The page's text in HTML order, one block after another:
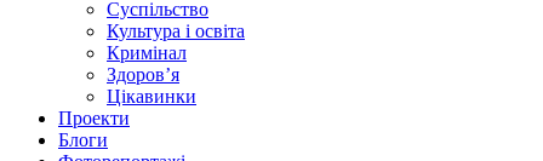
Суспільство
Культура і освіта
Кримінал
Здоров’я
Цікавинки
Проекти
Блоги